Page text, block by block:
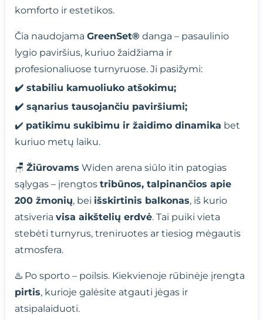
komforto ir estetikos.
Čia naudojama GreenSet® danga – pasaulinio
lygio paviršius, kuriuo žaidžiama ir
profesionaliuose turnyruose. Ji pasižymi:
✔️ stabiliu kamuoliuko atšokimu;
✔️ sąnarius tausojančiu paviršiumi;
✔️ patikimu sukibimu ir žaidimo dinamika bet
kuriuo metų laiku.
🪑 Žiūrovams Widen arena siūlo itin patogias
sąlygas – įrengtos tribūnos, talpinančios apie
200 žmonių, bei išskirtinis balkonas, iš kurio
atsiveria visa aikštelių erdvė. Tai puiki vieta
stebėti turnyrus, treniruotes ar tiesiog mėgautis
atmosfera.
♨️ Po sporto – poilsis. Kiekvienoje rūbinėje įrengta
pirtis, kurioje galėsite atgauti jėgas ir
atsipalaiduoti.